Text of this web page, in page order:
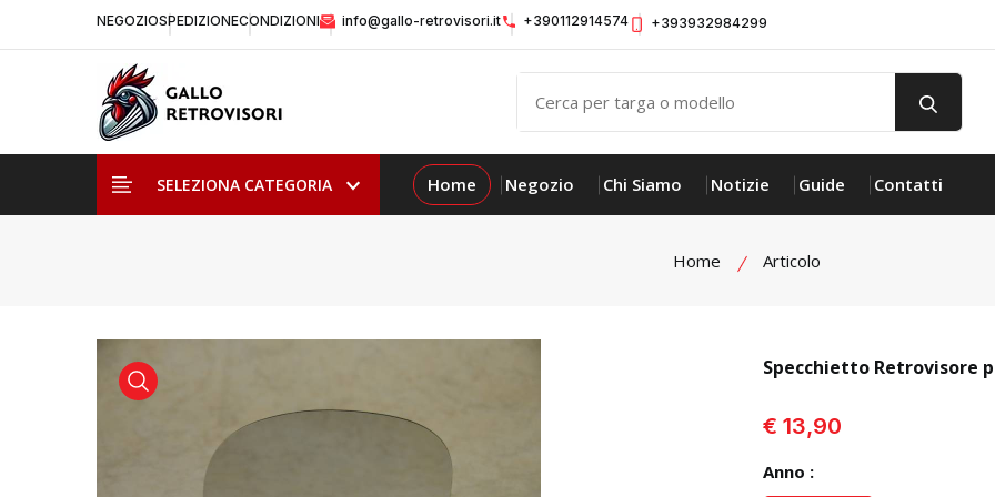
NEGOZIOSPEDIZIONECONDIZIONI info@gallo-retrovisori.it +390112914574 +393932984299
SELEZIONA CATEGORIA Home Negozio Chi Siamo Notizie Guide Contatti
Home Articolo
visualizza prodotto
Specchietto Retrovisore
€ 13,90
Anno :